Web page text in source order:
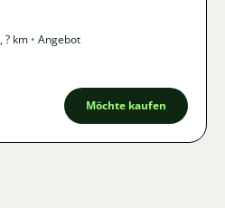
,? km • Angebot
Möchte kaufen